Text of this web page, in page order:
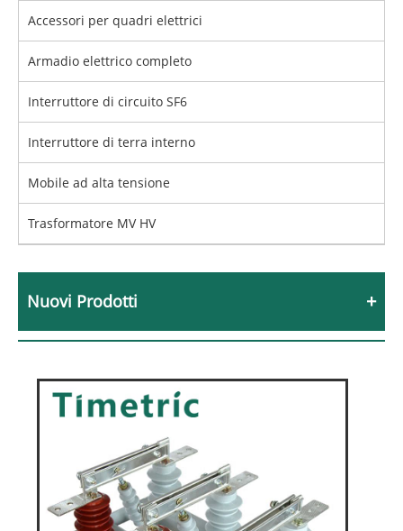
Accessori per quadri elettrici
Armadio elettrico completo
Interruttore di circuito SF6
Interruttore di terra interno
Mobile ad alta tensione
Trasformatore MV HV
Nuovi Prodotti